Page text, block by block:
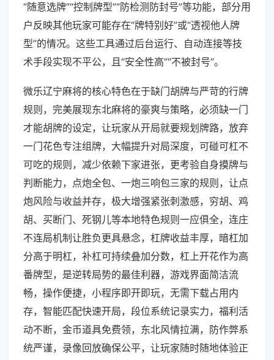
“随意选牌”“控制牌型”“防检测防封号”等功能，部分用
户反映其他玩家可能存在“牌特别好”或“透视他人牌
型”的情况。这些工具通过后台运行、自动连接等技
术手段实现不平公，且“安全性高”“不被封号”。
微乐辽宁麻将的核心特色在于缺门胡牌与严苛的行牌
规则，完美展现东北麻将的豪爽与策略，必须缺一门
才能胡牌的设定，让玩家从开局就要规划牌路，放弃
一门花色专注组牌，大幅提升对局深度，可碰可杠不
可吃的规则，减少依赖下家进张，更考验自身摸牌与
判断能力，点炮全包、一炮三响包三家的规则，让点
炮风险与收益并存，极大增强紧张刺激感，穷胡、鸡
胡、买断门、死钢儿等本地特色规则一应俱全，连庄
不连局机制让胜负更具悬念，杠牌收益丰厚，暗杠加
分高于明杠，补杠可持续叠加分数，杠上开花作为高
番牌型，是逆转局势的最佳利器，游戏界面简洁流
畅，操作便捷，小程序即开即玩，无需下载占用内
存，智能匹配快速开局，段位系统记录实力，福利活
动不断，金币道具免费领，东北风情拉满，防作弊系
统严谨，录像回放确保公平，让玩家随时随地体验正